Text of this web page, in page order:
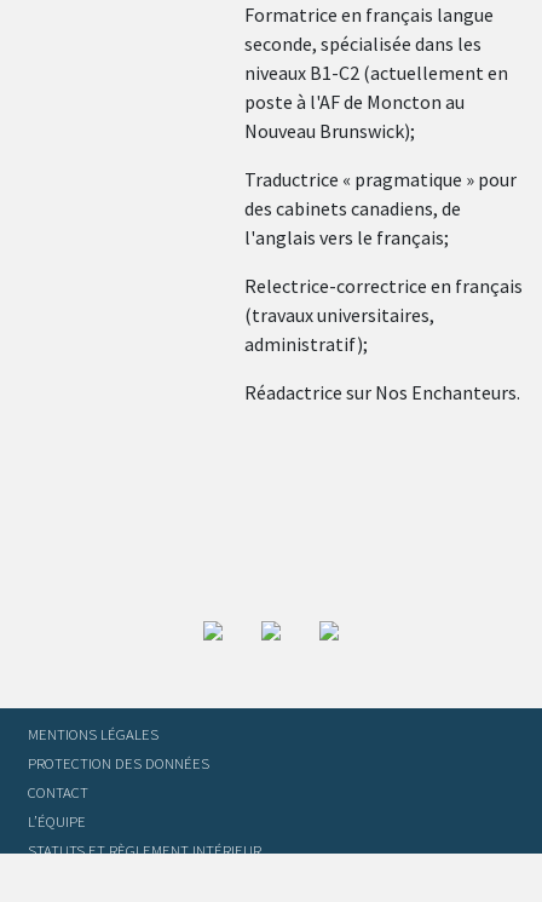
Formatrice en français langue
seconde, spécialisée dans les
niveaux B1-C2 (actuellement en
poste à l'AF de Moncton au
Nouveau Brunswick);
Traductrice « pragmatique » pour
des cabinets canadiens, de
l'anglais vers le français;
Relectrice-correctrice en français
(travaux universitaires,
administratif);
Réadactrice sur Nos Enchanteurs.
MENTIONS LÉGALES
PROTECTION DES DONNÉES
CONTACT
L’ÉQUIPE
STATUTS ET RÈGLEMENT INTÉRIEUR